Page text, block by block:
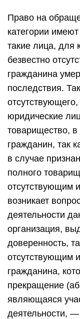
Право на
категории
такие лица, для
безвестно
гражданина
последствия.
юридические
товарищество, в
гражданин, так
в случае
полного
отсутствующим
возникает
деятельности
организация,
доверенность,
отсутствующим
гражданина,
прекращение
являющаяся
деятельности, —